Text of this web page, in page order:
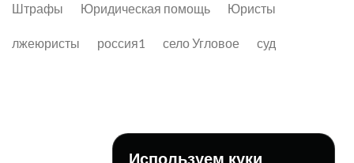
Штрафы Юридическая помощь Юристы
лжеюристы россия1 село Угловое суд
Используем куки